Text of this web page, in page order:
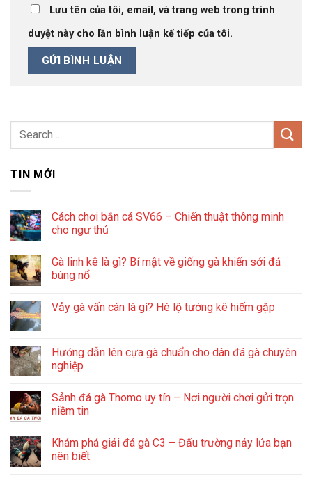
Lưu tên của tôi, email, và trang web trong trình
duyệt này cho lần bình luận kế tiếp của tôi.
TIN MỚI
Cách chơi bắn cá SV66 – Chiến thuật thông minh
cho ngư thủ
Gà linh kê là gì? Bí mật về giống gà khiến sới đá
bùng nổ
Vảy gà vấn cán là gì? Hé lộ tướng kê hiếm gặp
Hướng dẫn lên cựa gà chuẩn cho dân đá gà chuyên
nghiệp
Sảnh đá gà Thomo uy tín – Nơi người chơi gửi trọn
niềm tin
Khám phá giải đá gà C3 – Đấu trường nảy lửa bạn
nên biết